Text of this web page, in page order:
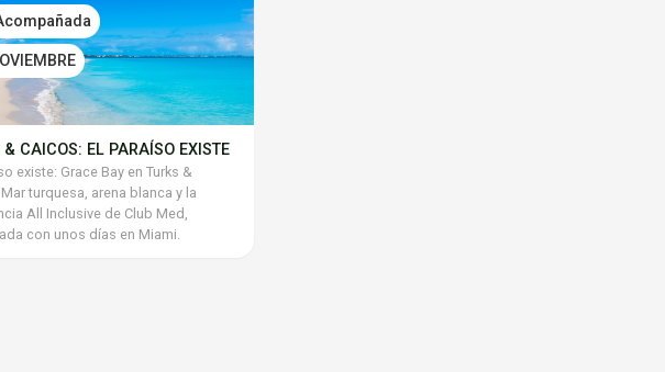
& CAICOS: EL PARAÍSO EXISTE
existe: Grace Bay en Turks &
turquesa, arena blanca y la
All Inclusive de Club Med,
con unos días en Miami.